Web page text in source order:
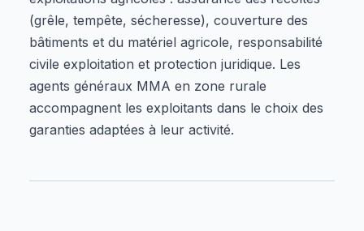
(grêle, tempête, sécheresse), couverture des
bâtiments et du matériel agricole, responsabilité
civile exploitation et protection juridique. Les
agents généraux MMA en zone rurale
accompagnent les exploitants dans le choix des
garanties adaptées à leur activité.